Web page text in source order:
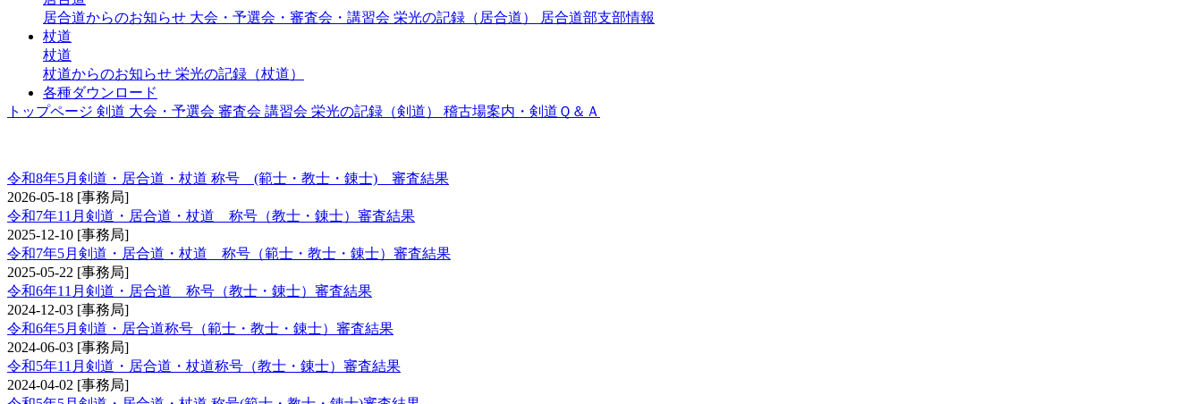
居合道からのお知らせ 大会・予選会・審査会・講習会 栄光の記録（居合道）
居合道部支部情報
杖道
杖道
杖道からのお知らせ 栄光の記録（杖道）
各種ダウンロード
トップページ 剣道 大会・予選会 審査会 講習会 栄光の記録（剣道） 稽古場案内・剣道Ｑ＆Ａ
令和8年5月剣道・居合道・杖道 称号 (範士・教士・錬士) 審査結果
2026-05-18 [事務局]
令和7年11月剣道・居合道・杖道 称号（教士・錬士）審査結果
2025-12-10 [事務局]
令和7年5月剣道・居合道・杖道 称号（範士・教士・錬士）審査結果
2025-05-22 [事務局]
令和6年11月剣道・居合道 称号（教士・錬士）審査結果
2024-12-03 [事務局]
令和6年5月剣道・居合道称号（範士・教士・錬士）審査結果
2024-06-03 [事務局]
令和5年11月剣道・居合道・杖道称号（教士・錬士）審査結果
2024-04-02 [事務局]